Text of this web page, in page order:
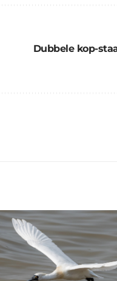
Dubbele kop-